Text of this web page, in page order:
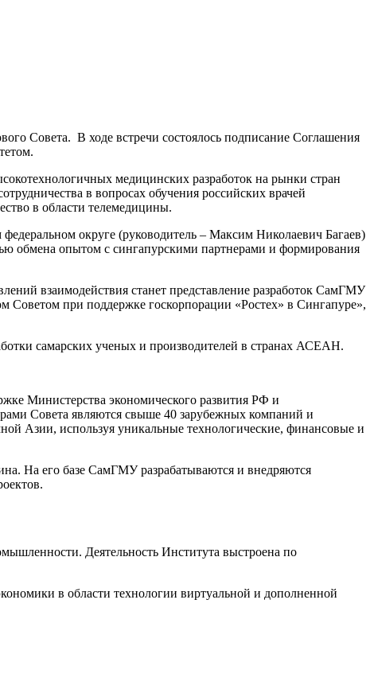
Совета. В ходе встречи состоялось подписание Соглашения
медицинских разработок на рынки стран
в вопросах обучения российских врачей
в области телемедицины.
округе (руководитель – Максим Николаевич Багаев)
обмена опытом с сингапурскими партнерами и формирования
взаимодействия станет представление разработок СамГМУ
Советом при поддержке госкорпорации «Ростех» в Сингапуре»,
самарских ученых и производителей в странах АСЕАН.
Министерства экономического развития РФ и
Совета являются свыше 40 зарубежных компаний и
Азии, используя уникальные технологические, финансовые и
На его базе СамГМУ разрабатываются и внедряются
Деятельность Института выстроена по
в области технологии виртуальной и дополненной